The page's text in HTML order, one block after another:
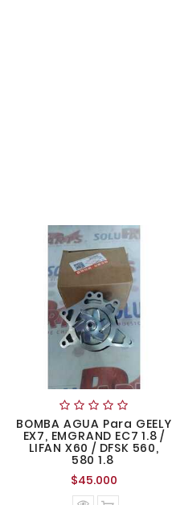
BOMBA AGUA Para GEELY
EX7, EMGRAND EC7 1.8 /
LIFAN X60 / DFSK 560,
580 1.8
$45.000
normal